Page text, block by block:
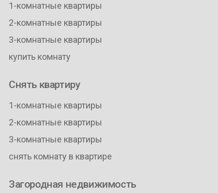
1-комнатные квартиры
2-комнатные квартиры
3-комнатные квартиры
купить комнату
Снять квартиру
1-комнатные квартиры
2-комнатные квартиры
3-комнатные квартиры
снять комнату в квартире
Загородная недвижимость